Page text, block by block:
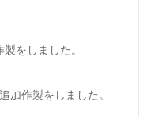
をしました。
加作製をしました。